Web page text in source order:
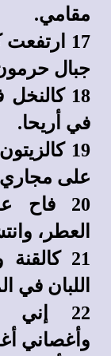
مقامي.
17
جبال
18
في أريحا.
19
على مجاري
20 فاح
العطر،
21
اللبان في
22
وأغصاني